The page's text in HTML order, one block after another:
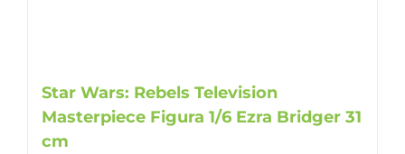
Star Wars: Rebels Television
Masterpiece Figura 1/6 Ezra Bridger 31
cm